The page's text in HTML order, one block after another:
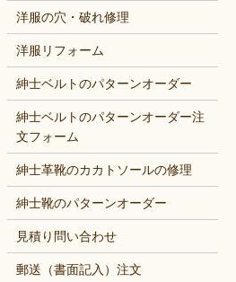
洋服の穴・破れ修理
洋服リフォーム
紳士ベルトのパターンオーダー
紳士ベルトのパターンオーダー注
文フォーム
紳士革靴のカカトソールの修理
紳士靴のパターンオーダー
見積り問い合わせ
郵送（書面記入）注文